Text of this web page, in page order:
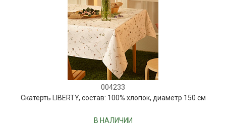
004233
Скатерть LIBERTY, состав: 100% хлопок, диаметр 150 см
В НАЛИЧИИ